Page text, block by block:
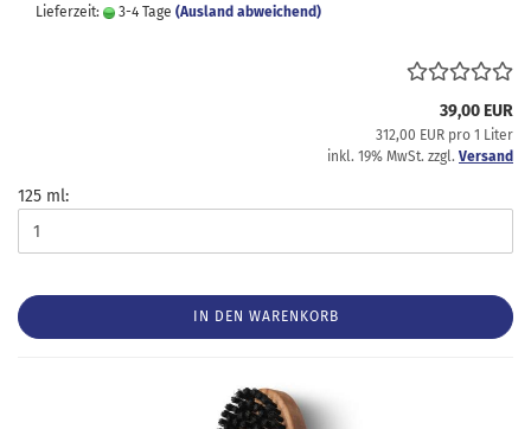
Lieferzeit: 3-4 Tage (Ausland abweichend)
39,00 EUR
312,00 EUR pro 1 Liter
inkl. 19% MwSt. zzgl. Versand
125 ml:
IN DEN WARENKORB